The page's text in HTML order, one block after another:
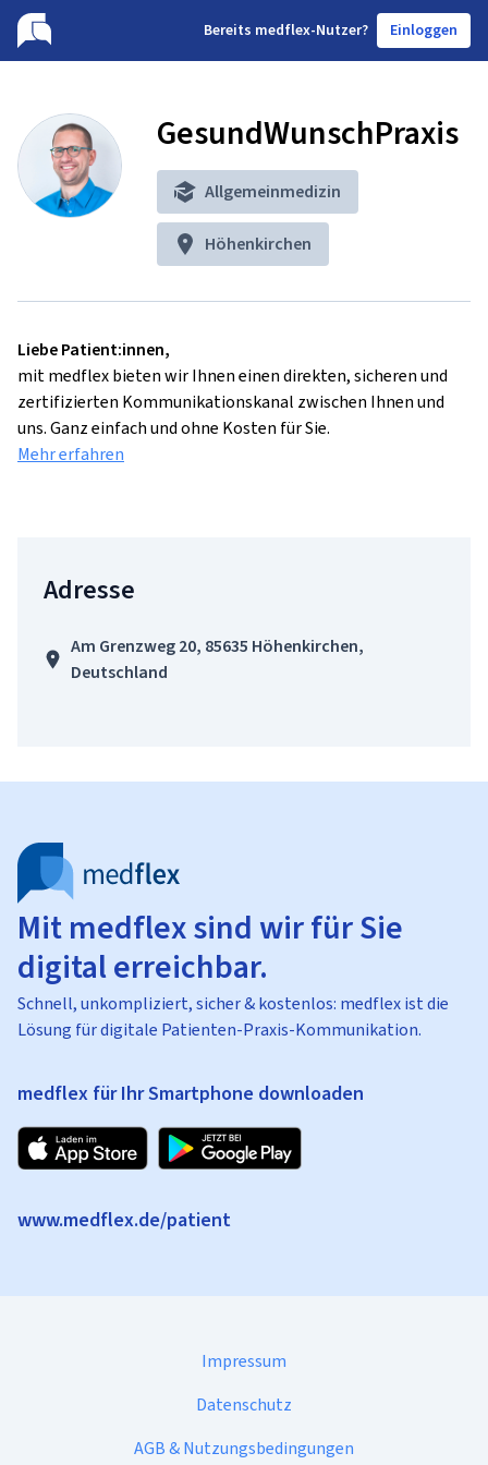
Bereits medflex-Nutzer? Einloggen
GesundWunschPraxis
Allgemeinmedizin
Höhenkirchen
Liebe Patient:innen,
mit medflex bieten wir Ihnen einen direkten, sicheren und
zertifizierten Kommunikationskanal zwischen Ihnen und
uns. Ganz einfach und ohne Kosten für Sie.
Mehr erfahren
Adresse
Am Grenzweg 20, 85635 Höhenkirchen,
Deutschland
Mit medflex sind wir für Sie
digital erreichbar.
Schnell, unkompliziert, sicher & kostenlos: medflex ist die
Lösung für digitale Patienten-Praxis-Kommunikation.
medflex für Ihr Smartphone downloaden
www.medflex.de/patient
Impressum
Datenschutz
AGB & Nutzungsbedingungen